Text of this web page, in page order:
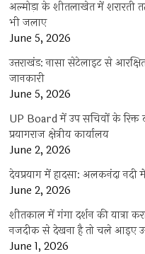
अल्मोड़ा के शीतलाखेत में
भी जलाए
June 5, 2026
उत्तराखंड: नासा सेटेलाइट से
जानकारी
June 5, 2026
UP Board में उप सचिवों के रिक्त
प्रयागराज क्षेत्रीय कार्यालय
June 2, 2026
देवप्रयाग में हादसा: अलकनंदा नदी
June 2, 2026
शीतकाल में गंगा दर्शन की यात्रा
नजदीक से देखना है तो चले आइए
June 1, 2026